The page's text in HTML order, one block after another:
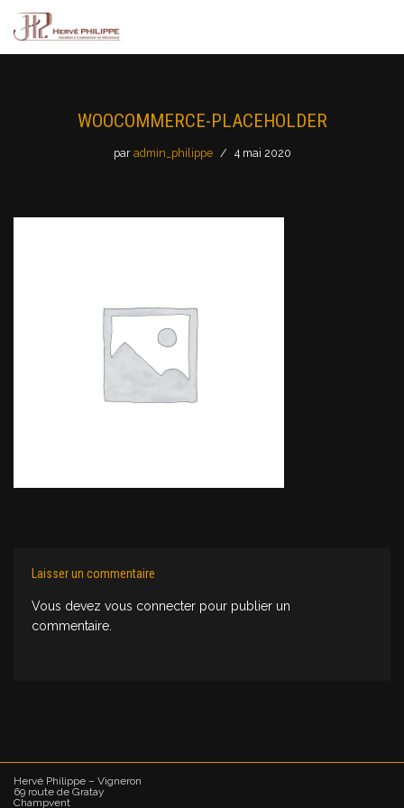
WOOCOMMERCE-PLACEHOLDER
par admin_philippe 4 mai 2020
Laisser un commentaire
Vous devez vous connecter pour publier un
commentaire.
Hervé Philippe – Vigneron
69 route de Gratay
Champvent